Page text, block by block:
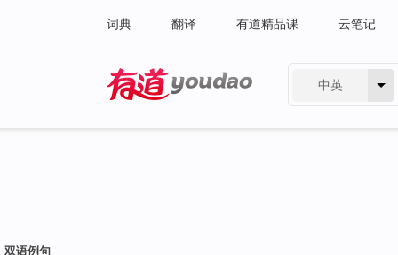
词典 翻译 有道精品课 云笔记
中英
双语例句